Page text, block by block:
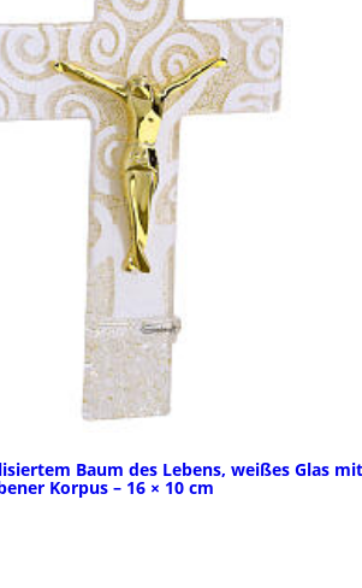
Baum des Lebens, weißes Glas mit
Korpus – 16 × 10 cm